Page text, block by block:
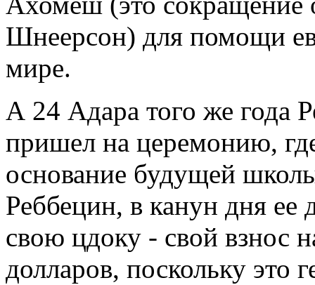
Шнеерсон) для помощи
мире.
А 24 Адара того же года
пришел на церемонию,
основание будущей
Реббецин, в канун дня ее
свою цдоку - свой взнос
долларов, поскольку это